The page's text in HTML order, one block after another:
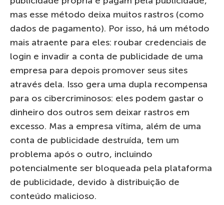
mas esse método deixa muitos rastros (como
dados de pagamento). Por isso, há um método
mais atraente para eles: roubar credenciais de
login e invadir a conta de publicidade de uma
empresa para depois promover seus sites
através dela. Isso gera uma dupla recompensa
para os cibercriminosos: eles podem gastar o
dinheiro dos outros sem deixar rastros em
excesso. Mas a empresa vítima, além de uma
conta de publicidade destruída, tem um
problema após o outro, incluindo
potencialmente ser bloqueada pela plataforma
de publicidade, devido à distribuição de
conteúdo malicioso.